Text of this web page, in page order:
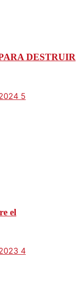
DESTRUIR
5
el
4